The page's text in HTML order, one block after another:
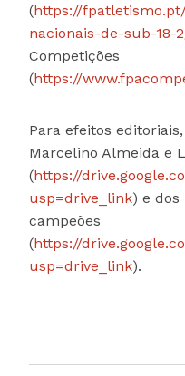
(https://
nacionais-de-sub-18-
Competições
(https://
Para efeitos
Marcelino Almeida e
(https://
usp=drive_link) e dos
campeões
(https://
usp=drive_link).